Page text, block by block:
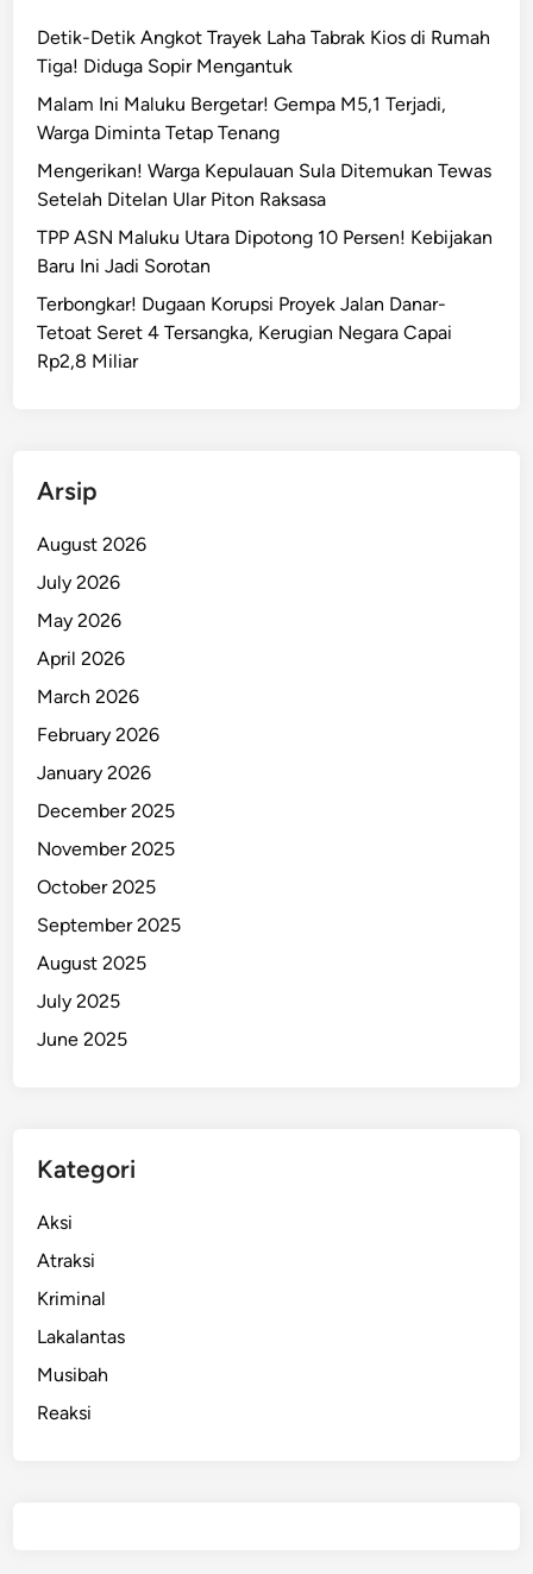
Detik-Detik Angkot Trayek Laha Tabrak Kios di Rumah
Tiga! Diduga Sopir Mengantuk
Malam Ini Maluku Bergetar! Gempa M5,1 Terjadi,
Warga Diminta Tetap Tenang
Mengerikan! Warga Kepulauan Sula Ditemukan Tewas
Setelah Ditelan Ular Piton Raksasa
TPP ASN Maluku Utara Dipotong 10 Persen! Kebijakan
Baru Ini Jadi Sorotan
Terbongkar! Dugaan Korupsi Proyek Jalan Danar-
Tetoat Seret 4 Tersangka, Kerugian Negara Capai
Rp2,8 Miliar
Arsip
August 2026
July 2026
May 2026
April 2026
March 2026
February 2026
January 2026
December 2025
November 2025
October 2025
September 2025
August 2025
July 2025
June 2025
Kategori
Aksi
Atraksi
Kriminal
Lakalantas
Musibah
Reaksi